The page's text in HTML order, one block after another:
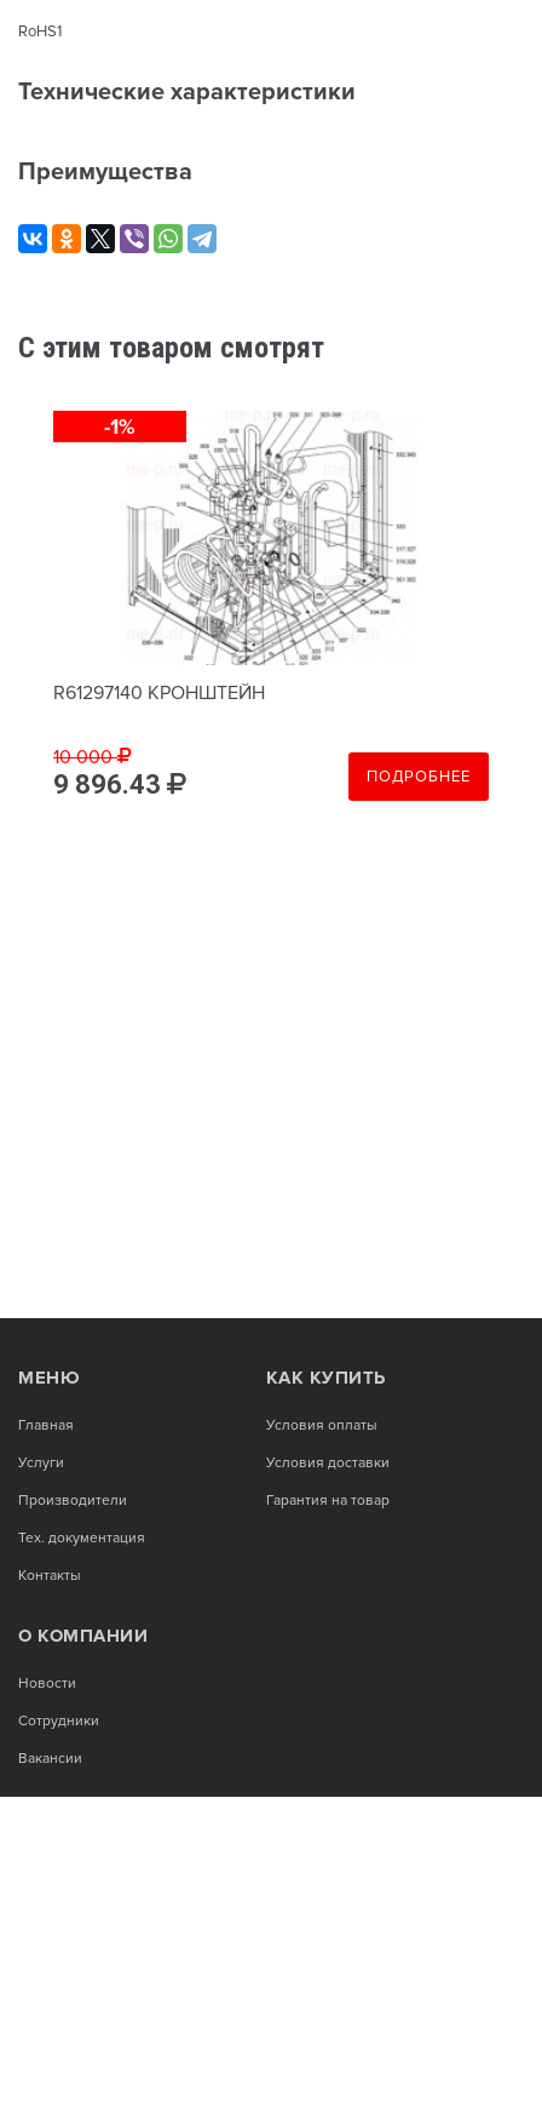
RoHS1
Технические характеристики
Преимущества
C этим товаром смотрят
-1%
R61297140 КРОНШТЕЙН
10 000
9 896.43 ПОДРОБНЕЕ
МЕНЮ
Главная
Услуги
Производители
Тех. документация
Контакты
КАК КУПИТЬ
Условия оплаты
Условия доставки
Гарантия на товар
О КОМПАНИИ
Новости
Сотрудники
Вакансии